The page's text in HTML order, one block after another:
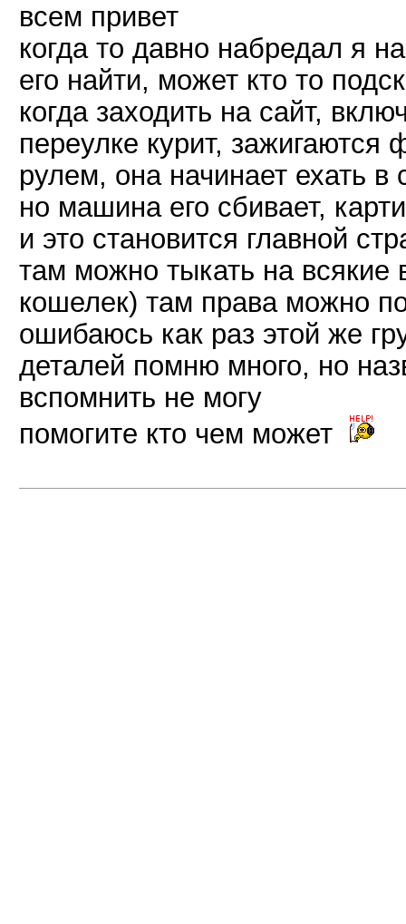
всем привет
когда то давно набредал я
его найти, может кто то
когда заходить на сайт,
переулке курит,
рулем, она начинает ехать в
но машина его сбивает,
и это становится главной
там можно тыкать на
кошелек) там права можно
ошибаюсь как раз этой же
деталей помню много, но
вспомнить не могу
помогите кто чем может